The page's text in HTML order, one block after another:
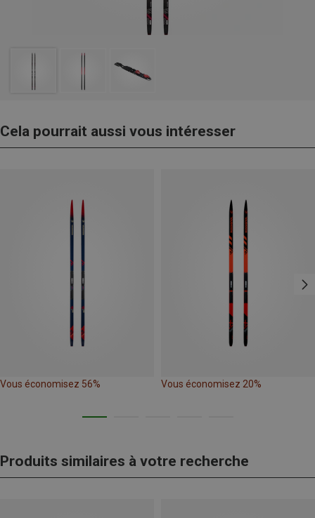
Cela pourrait aussi vous intéresser
Vous économisez 56% Vous économisez 20%
Produits similaires à votre recherche